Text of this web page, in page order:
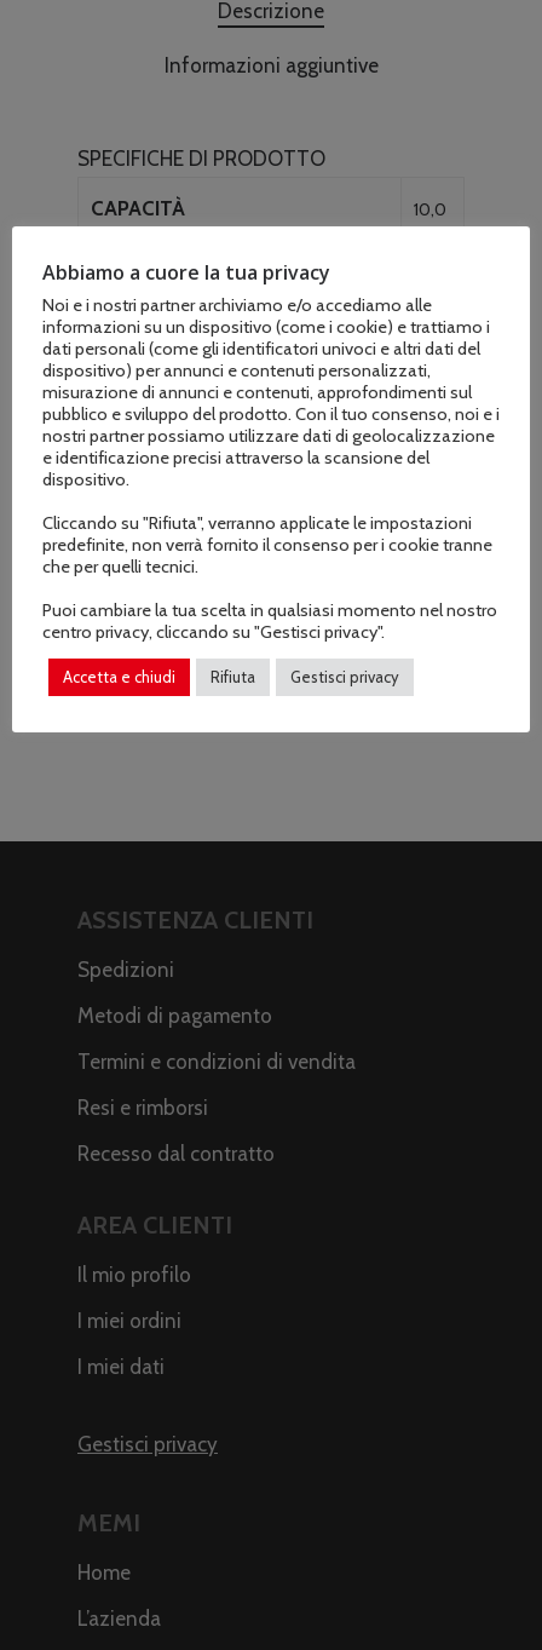
Descrizione
Informazioni aggiuntive
SPECIFICHE DI PRODOTTO
CAPACITÀ
10,0
CAPACITÀ
560
Wh
TEMPI DI CARICA RAPID
CHARGER (MINUTI)
70
mins
CARICABATTERIE STANDARD
(MINUTI)
mins
PESO (KG)
ASSISTENZA CLIENTI
Spedizioni
Metodi di pagamento
Termini e condizioni di vendita
Resi e rimborsi
Recesso dal contratto
AREA CLIENTI
Il mio profilo
I miei ordini
I miei dati
Gestisci privacy
MEMI
Home
L’azienda
Abbiamo a cuore la tua privacy
Noi e i nostri partner archiviamo e/o accediamo alle
informazioni su un dispositivo (come i cookie) e trattiamo i
dati personali (come gli identificatori univoci e altri dati del
dispositivo) per annunci e contenuti personalizzati,
misurazione di annunci e contenuti, approfondimenti sul
pubblico e sviluppo del prodotto. Con il tuo consenso, noi e i
nostri partner possiamo utilizzare dati di geolocalizzazione
e identificazione precisi attraverso la scansione del
dispositivo.
Cliccando su "Rifiuta", verranno applicate le impostazioni
predefinite, non verrà fornito il consenso per i cookie tranne
che per quelli tecnici.
Puoi cambiare la tua scelta in qualsiasi momento nel nostro
centro privacy, cliccando su "Gestisci privacy".
Accetta e chiudi Rifiuta Gestisci privacy